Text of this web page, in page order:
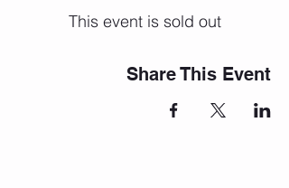
This event is sold out
Share This Event